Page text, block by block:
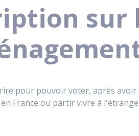
sur
pour pouvoir voter, après avoir
France ou partir vivre à